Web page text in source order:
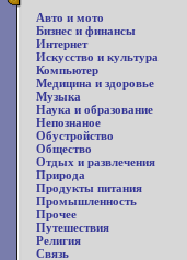
Авто и мото
Бизнес и финансы
Интернет
Искусство и культура
Компьютер
Медицина и здоровье
Музыка
Наука и образование
Непознаное
Обустройство
Общество
Отдых и развлечения
Природа
Продукты питания
Промышленность
Прочее
Путешествия
Религия
Связь